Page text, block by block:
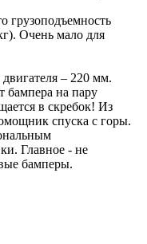
грузоподъемность
Очень мало для
– 220 мм.
бампера на пару
в скребок! Из
спуска с горы.
Главное - не
бамперы.